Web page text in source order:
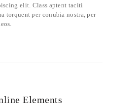
elit. Class aptent taciti
torquent per conubia nostra, per
Elements